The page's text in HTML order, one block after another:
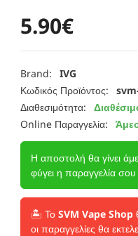
5.90€
Brand:
IVG
Κωδικός Προϊόντος:
Διαθεσιμότητα:
Online Παραγγελία:
Η αποστολή θα γίνει
φύγει η παραγγελία σου
🏝️ Το SVM Vape Shop
οι παραγγελίες θα